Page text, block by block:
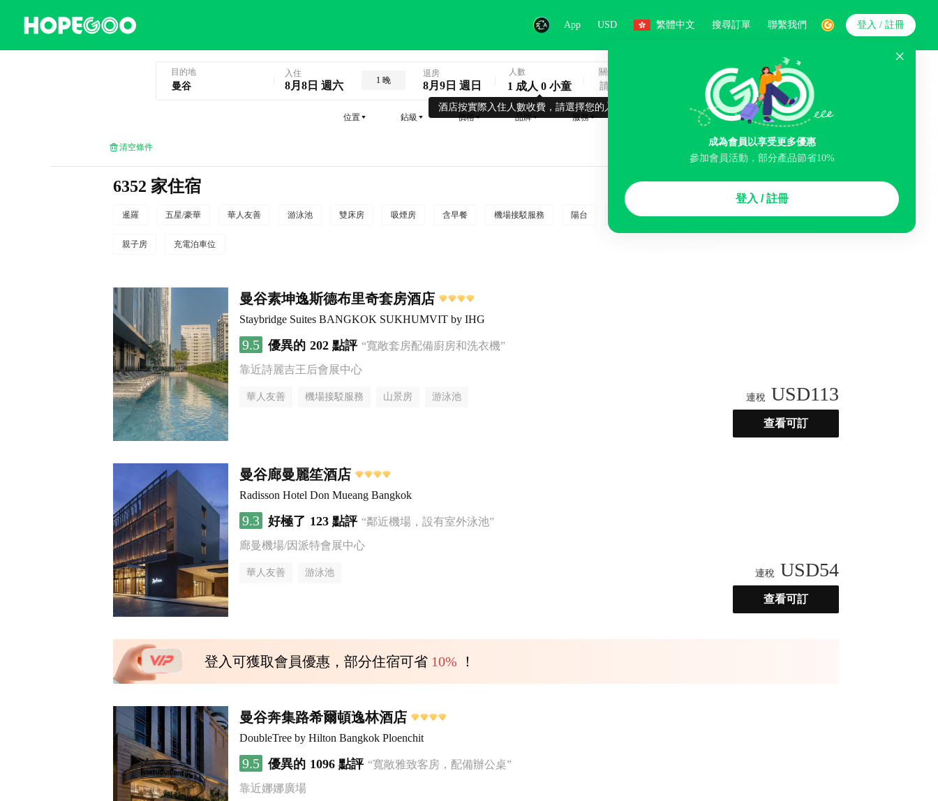
App USD 繁體中文 搜尋訂單 聯繫我們
成為會員以享受更多優惠
參加會員活動，部分產品節省10%
登入 / 註冊
登入 / 註冊
目的地 入住
8月8日 週六 1 晚
退房
8月9日 週日
酒店按實際入住人數收費，請選擇您的入住人數
人數
1 成人 0 小童
關鍵字
搜索
位置 鉆級 價格 品牌 服務
清空條件
6352 家住宿
暹羅 五星/豪華 華人友善 游泳池 雙床房 吸煙房 含早餐 機場接駁服務 陽台 行李寄存服務 免費取消 民宿 泊車場
親子房 充電泊車位
曼谷素坤逸斯德布里奇套房酒店
Staybridge Suites BANGKOK SUKHUMVIT by IHG
9.5 優異的 202 點評 “寬敞套房配備廚房和洗衣機”
靠近詩麗吉王后會展中心
華人友善 機場接駁服務 山景房 游泳池 連稅 USD113
查看可訂
曼谷廊曼麗笙酒店
Radisson Hotel Don Mueang Bangkok
9.3 好極了 123 點評 “鄰近機場，設有室外泳池”
廊曼機場/因派特會展中心
華人友善 游泳池 連稅 USD54
查看可訂
登入可獲取會員優惠，部分住宿可省 10% ！
曼谷奔集路希爾頓逸林酒店
DoubleTree by Hilton Bangkok Ploenchit
9.5 優異的 1096 點評 “寬敞雅致客房，配備辦公桌”
靠近娜娜廣場